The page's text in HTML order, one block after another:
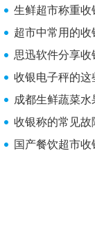
生鲜超市称重收
超市中常用的收
思迅软件分享
收银电子秤的这
成都生鲜蔬菜
收银称的常见故
国产餐饮超市